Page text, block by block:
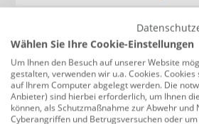
Accente
Rosewood
Wählen Sie Ihre Cookie-Einstellungen
Um Ihnen den Besuch auf unserer Website
gestalten, verwenden wir u.a. Cookies.
auf Ihrem Computer abgelegt werden. Die
Anbieter) sind hierbei erforderlich, um Ihnen
können, als Schutzmaßnahme zur Abwehr und
Cyberangriffen und Betrugsversuchen oder